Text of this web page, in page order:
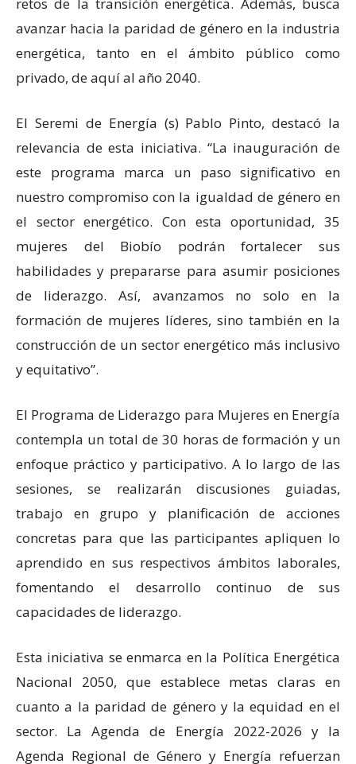
avanzar hacia la paridad de género en la industria
energética, tanto en el ámbito público como
privado, de aquí al año 2040.
El Seremi de Energía (s) Pablo Pinto, destacó la
relevancia de esta iniciativa. “La inauguración de
este programa marca un paso significativo en
nuestro compromiso con la igualdad de género en
el sector energético. Con esta oportunidad, 35
mujeres del Biobío podrán fortalecer sus
habilidades y prepararse para asumir posiciones
de liderazgo. Así, avanzamos no solo en la
formación de mujeres líderes, sino también en la
construcción de un sector energético más inclusivo
y equitativo”.
El Programa de Liderazgo para Mujeres en Energía
contempla un total de 30 horas de formación y un
enfoque práctico y participativo. A lo largo de las
sesiones, se realizarán discusiones guiadas,
trabajo en grupo y planificación de acciones
concretas para que las participantes apliquen lo
aprendido en sus respectivos ámbitos laborales,
fomentando el desarrollo continuo de sus
capacidades de liderazgo.
Esta iniciativa se enmarca en la Política Energética
Nacional 2050, que establece metas claras en
cuanto a la paridad de género y la equidad en el
sector. La Agenda de Energía 2022-2026 y la
Agenda Regional de Género y Energía refuerzan